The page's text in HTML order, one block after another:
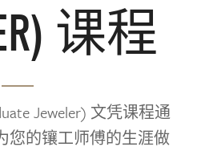
课程
Jeweler) 文凭课程通
您的镶工师傅的生涯做